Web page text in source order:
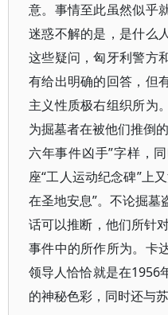
意。事情至此虽然似乎
迷惑不解的是，是什么
这些疑问，匈牙利警方
有给出明确的回答，但
主义性质极右组织所为
为掘墓者在被他们推倒
六年事件凶手”字样，
座“工人运动纪念碑”上
在圣地安息”。不论掘墓
话可以推断，他们所针
事件中的所作所为。卡
领导人恰恰就是在1956
的神秘色彩，同时还与